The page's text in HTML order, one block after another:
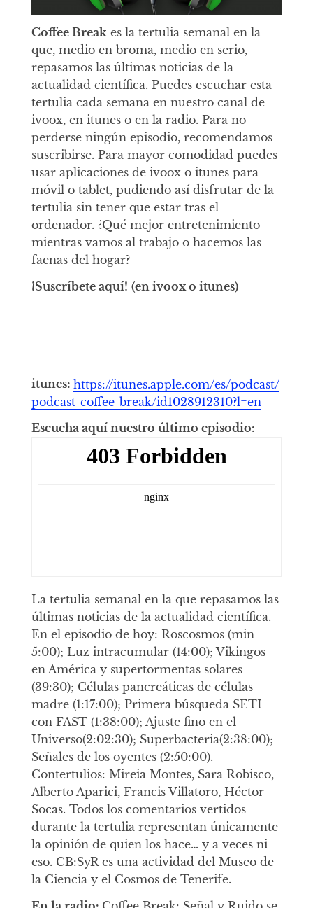
Coffee Break es la tertulia semanal en la
que, medio en broma, medio en serio,
repasamos las últimas noticias de la
actualidad científica. Puedes escuchar esta
tertulia cada semana en nuestro canal de
ivoox, en itunes o en la radio. Para no
perderse ningún episodio, recomendamos
suscribirse. Para mayor comodidad puedes
usar aplicaciones de ivoox o itunes para
móvil o tablet, pudiendo así disfrutar de la
tertulia sin tener que estar tras el
ordenador. ¿Qué mejor entretenimiento
mientras vamos al trabajo o hacemos las
faenas del hogar?
¡Suscríbete aquí! (en ivoox o itunes)
itunes: https://itunes.apple.com/es/podcast/
podcast-coffee-break/id1028912310?l=en
Escucha aquí nuestro último episodio:
La tertulia semanal en la que repasamos las
últimas noticias de la actualidad científica.
En el episodio de hoy: Roscosmos (min
5:00); Luz intracumular (14:00); Vikingos
en América y supertormentas solares
(39:30); Células pancreáticas de células
madre (1:17:00); Primera búsqueda SETI
con FAST (1:38:00); Ajuste fino en el
Universo(2:02:30); Superbacteria(2:38:00);
Señales de los oyentes (2:50:00).
Contertulios: Mireia Montes, Sara Robisco,
Alberto Aparici, Francis Villatoro, Héctor
Socas. Todos los comentarios vertidos
durante la tertulia representan únicamente
la opinión de quien los hace… y a veces ni
eso. CB:SyR es una actividad del Museo de
la Ciencia y el Cosmos de Tenerife.